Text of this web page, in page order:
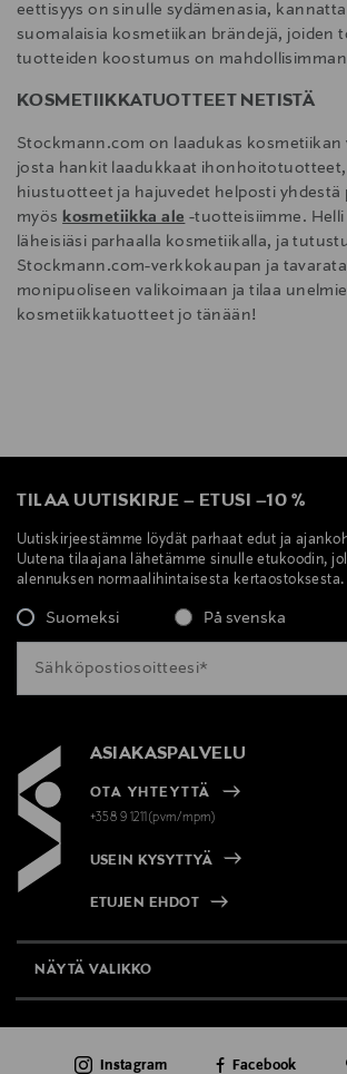
eettisyys on sinulle sydämenasia,
suomalaisia kosmetiikan brändejä, joiden
tuotteiden koostumus on mahdollisimman
KOSMETIIKKATUOTTEET NETISTÄ
Stockmann.com on laadukas kosmetiikan
josta hankit laadukkaat
hiustuotteet ja hajuvedet helposti yhdestä
myös kosmetiikka ale -tuotteisiimme. Helli
läheisiäsi parhaalla kosmetiikalla, ja
Stockmann.com-verkkokaupan ja
monipuoliseen valikoimaan ja tilaa
kosmetiikkatuotteet jo tänään!
TILAA UUTISKIRJE – ETUSI –10 %
Uutiskirjeestämme löydät parhaat edut ja
Uutena tilaajana lähetämme sinulle etukoodin,
alennuksen normaalihintaisesta kertaostoksesta.
Suomeksi På svenska
ASIAKASPALVELU
OTA YHTEYTTÄ
+358 9 1211(pvm/mpm)
USEIN KYSYTTYÄ
ETUJEN EHDOT
NÄYTÄ VALIKKO
Instagram Facebook